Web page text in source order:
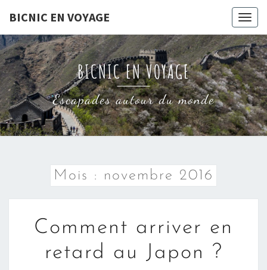
content
BICNIC EN VOYAGE
BICNIC EN VOYAGE
Escapades autour du monde
Mois : novembre 2016
ARRIVER
RETARD
Comment arriver en
retard au Japon ?